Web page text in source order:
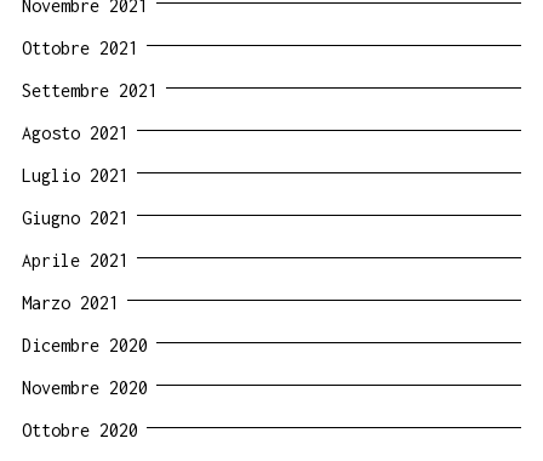
Novembre 2021
Ottobre 2021
Settembre 2021
Agosto 2021
Luglio 2021
Giugno 2021
Aprile 2021
Marzo 2021
Dicembre 2020
Novembre 2020
Ottobre 2020